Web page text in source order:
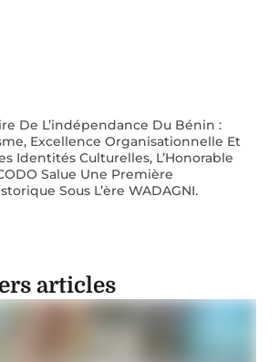
De L’indépendance Du Bénin :
Excellence Organisationnelle Et
Identités Culturelles, L’Honorable
Salue Une Première
Sous L’ère WADAGNI.
articles